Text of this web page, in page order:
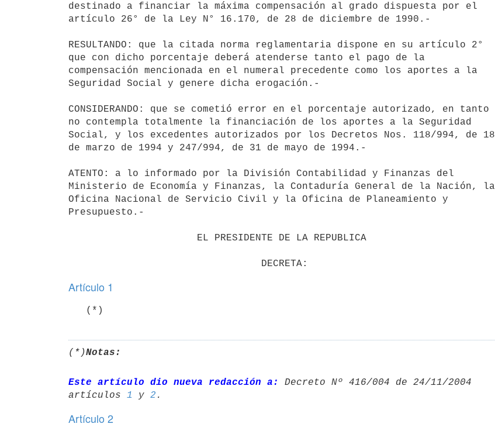
destinado a financiar la máxima compensación al grado dispuesta por el
artículo 26° de la Ley N° 16.170, de 28 de diciembre de 1990.-
RESULTANDO: que la citada norma reglamentaria dispone en su artículo 2°
que con dicho porcentaje deberá atenderse tanto el pago de la
compensación mencionada en el numeral precedente como los aportes a la
Seguridad Social y genere dicha erogación.-
CONSIDERANDO: que se cometió error en el porcentaje autorizado, en tanto
no contempla totalmente la financiación de los aportes a la Seguridad
Social, y los excedentes autorizados por los Decretos Nos. 118/994, de 18
de marzo de 1994 y 247/994, de 31 de mayo de 1994.-
ATENTO: a lo informado por la División Contabilidad y Finanzas del
Ministerio de Economía y Finanzas, la Contaduría General de la Nación, la
Oficina Nacional de Servicio Civil y la Oficina de Planeamiento y
Presupuesto.-
Artículo 1
(*)Notas:
Este artículo dio nueva redacción a:
Decreto Nº 416/004 de 24/11/2004
artículos 1 y 2
Artículo 2